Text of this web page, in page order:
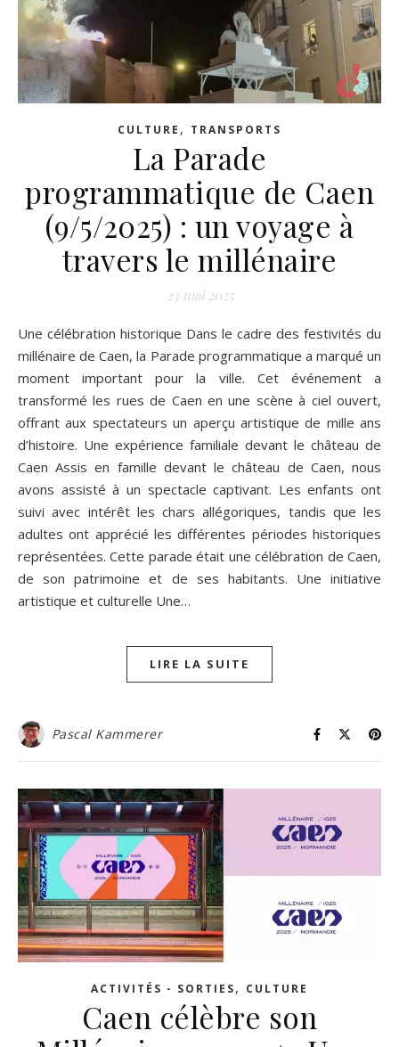
CULTURE , TRANSPORTS
La Parade
programmatique de Caen
(9/5/2025) : un voyage à
travers le millénaire
23 mai 2025
Une célébration historique Dans le cadre des festivités du
millénaire de Caen, la Parade programmatique a marqué un
moment important pour la ville. Cet événement a
transformé les rues de Caen en une scène à ciel ouvert,
offrant aux spectateurs un aperçu artistique de mille ans
d’histoire. Une expérience familiale devant le château de
Caen Assis en famille devant le château de Caen, nous
avons assisté à un spectacle captivant. Les enfants ont
suivi avec intérêt les chars allégoriques, tandis que les
adultes ont apprécié les différentes périodes historiques
représentées. Cette parade était une célébration de Caen,
de son patrimoine et de ses habitants. Une initiative
artistique et culturelle Une…
LIRE LA SUITE
Pascal Kammerer
ACTIVITÉS - SORTIES, CULTURE
Caen célèbre son